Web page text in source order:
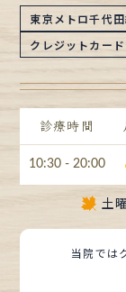
東京メトロ千代
クレジットカー
診療時間
10:30 - 20:00
土
当院では